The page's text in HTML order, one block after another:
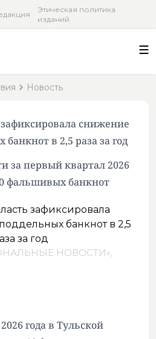
Этическая политика
изданий
Новость
снижение
в 2,5 раза за год
за первый квартал 2026
фальшивых банкнот
НОВОСТИ»,
года в Тульской